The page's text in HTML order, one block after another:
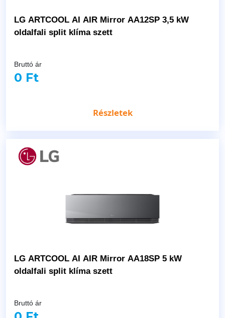
LG ARTCOOL AI AIR Mirror AA12SP 3,5 kW
oldalfali split klíma szett
Bruttó ár
0 Ft
Részletek
LG ARTCOOL AI AIR Mirror AA18SP 5 kW
oldalfali split klíma szett
Bruttó ár